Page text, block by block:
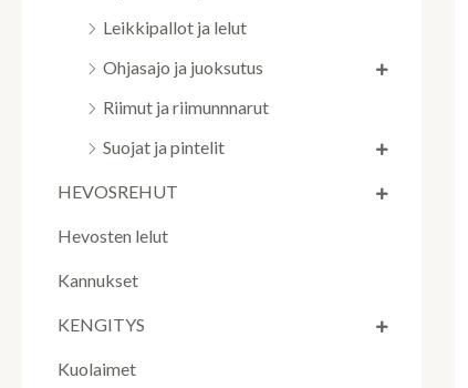
Leikkipallot ja lelut
Ohjasajo ja juoksutus
Riimut ja riimunnnarut
Suojat ja pintelit
HEVOSREHUT
Hevosten lelut
Kannukset
KENGITYS
Kuolaimet